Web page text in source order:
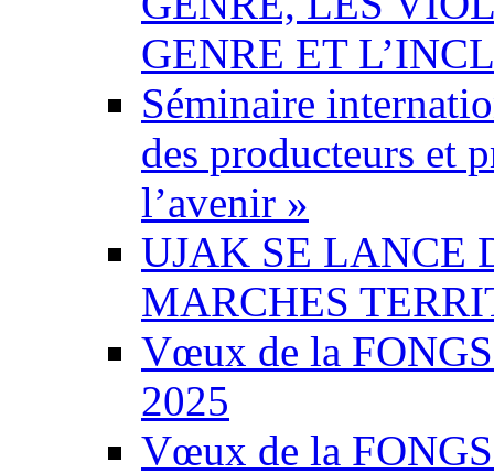
GENRE ET
Séminaire
des producteurs et
l’avenir »
UJAK SE LANCE
MARCHES
Vœux de la
2025
Vœux de la